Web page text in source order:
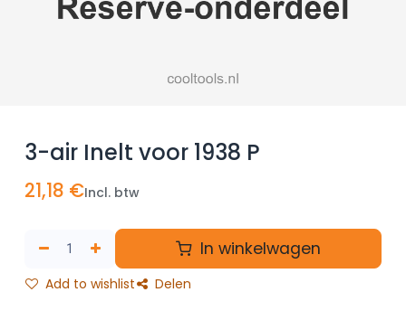
3-air Inelt voor 1938 P
21,18 €Incl. btw
In winkelwagen
Add to wishlist Delen